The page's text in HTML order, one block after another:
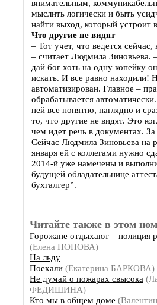
внимательным,
мыслить логически и быть
найти выход, который устроит
Что другие не видят
– Тот учет, что ведется
– считает Людмила Зиновьева.
дай бог хоть на одну копейку
искать. И все равно
автоматизирован. Главное –
обрабатывается
ней все понятно, наглядно и
то, что другие не видят. Это
чем идет речь в документах.
Сейчас Людмила Зиновьева на
января ей с коллегами нужно
2014-й уже намечены и
будущей обладательнице
бухгалтер”.
Читайте также в этом
Горожане отдыхают – полиция
(Елена ПОПОВА)
На льду
Поехали (Екатерина БАРКОВА)
Не думай о пожарах свысока
ФЕДИШИНА)
Кто мы в общем доме